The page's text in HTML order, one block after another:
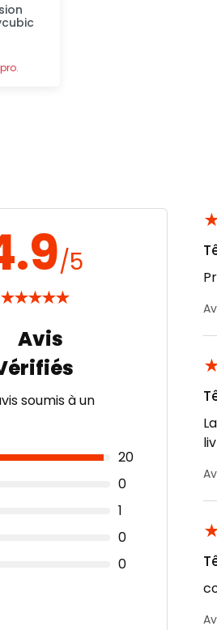
/5
★★★★★
soumis à un
20
0
1
0
0
★
★
★